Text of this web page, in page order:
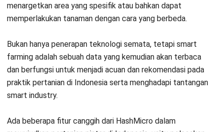
Perlu Anda Ketahui